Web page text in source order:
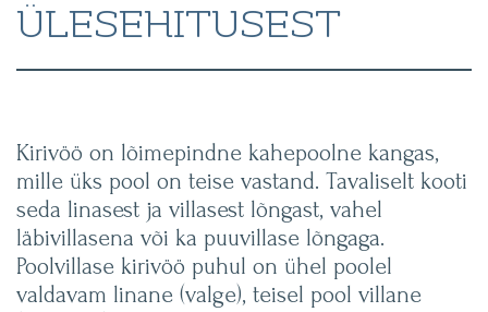
ÜLESEHITUSEST
Kirivöö on lõimepindne kahepoolne kangas,
mille üks pool on teise vastand. Tavaliselt kooti
seda linasest ja villasest lõngast, vahel
läbivillasena või ka puuvillase lõngaga.
Poolvillase kirivöö puhul on ühel poolel
valdavam linane (valge), teisel pool villane